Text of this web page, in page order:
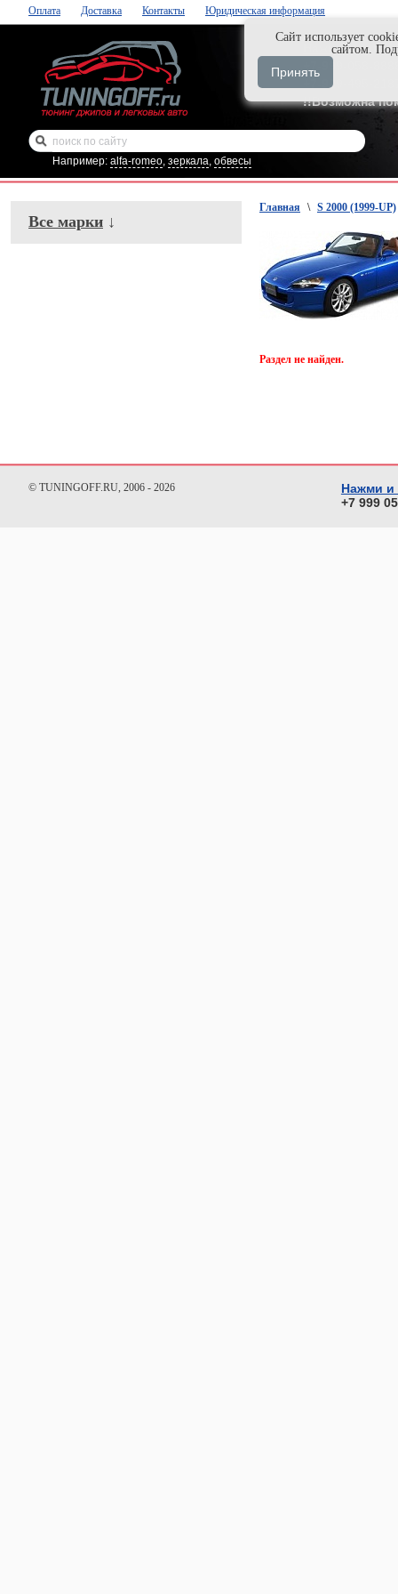
Оплата Доставка Контакты Юридическая информация
Нажми и
+7-929-495-
!!Возможна
Например: alfa-romeo, зеркала, обвесы
Все марки ↓
Главная \ S 2000 (1999-UP)
Раздел не найден.
© TUNINGOFF.RU, 2006 - 2026
Нажми и
+7 999
Cайт использует
сайтом.
Принять